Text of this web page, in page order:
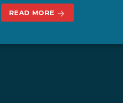
READ MORE arrow_forward